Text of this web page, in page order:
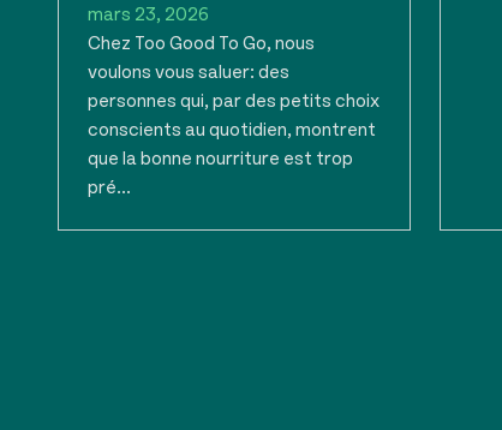
BELGIQUE, C’EST
PRENDRE SOIN DE CE QUI
EST PRÉCIEUX
mars 23, 2026
Chez Too Good To Go, nous
voulons vous saluer: des
personnes qui, par des petits choix
conscients au quotidien, montrent
que la bonne nourriture est trop
pré...